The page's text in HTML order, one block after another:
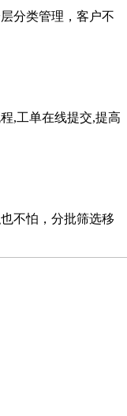
分类管理，客户不
,工单在线提交,提高
不怕，分批筛选移